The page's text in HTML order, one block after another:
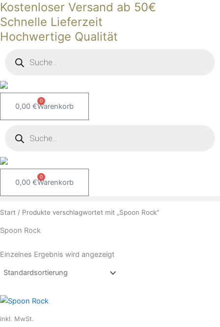
Zum
Inhalt
springen
Kostenloser Versand ab 50€
Schnelle Lieferzeit
Hochwertige Qualität
0,00 €
0
Warenkorb
Products
0,00 €
0
Warenkorb
Start / Produkte verschlagwortet mit „Spoon Rock“
Spoon Rock
Einzelnes Ergebnis wird angezeigt
inkl. MwSt.